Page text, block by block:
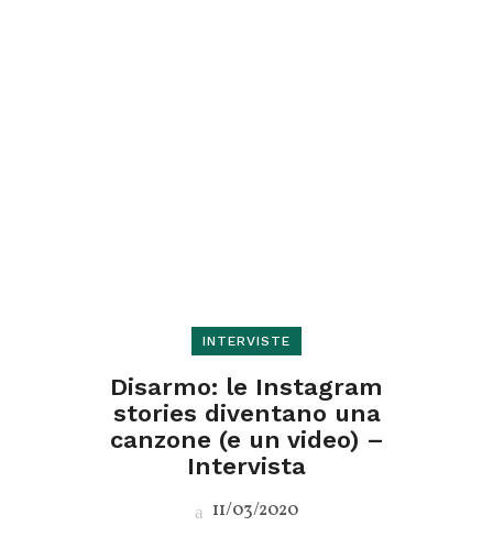
INTERVISTE
Disarmo: le Instagram
stories diventano una
canzone (e un video) –
Intervista
11/03/2020